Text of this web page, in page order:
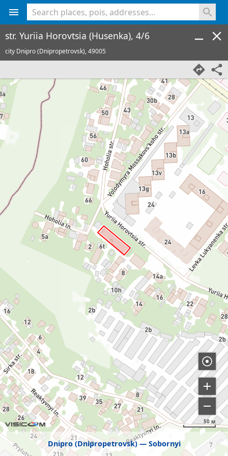
Dnipro (Dnipropetrovsk) Sobornyi
50 м
str. Yuriia Horovtsia (Husenka), 4/6
city Dnipro (Dnipropetrovsk),49005
<% console.log(hcard) %>